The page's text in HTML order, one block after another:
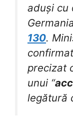
aduși cu
130.
precizat
unui “
legătură